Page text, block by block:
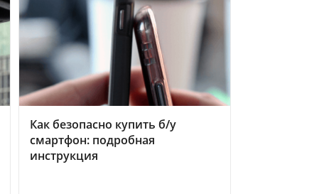
Как безопасно купить б/у
смартфон: подробная
инструкция